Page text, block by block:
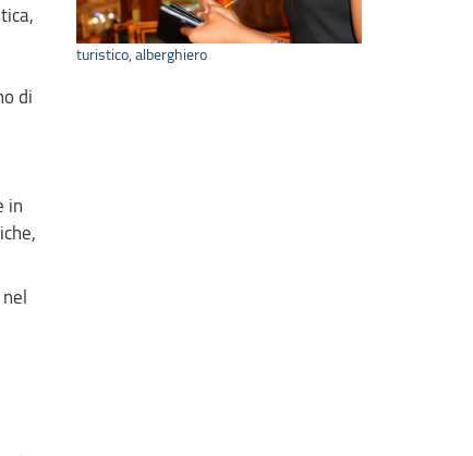
di
in
turistico, alberghiero